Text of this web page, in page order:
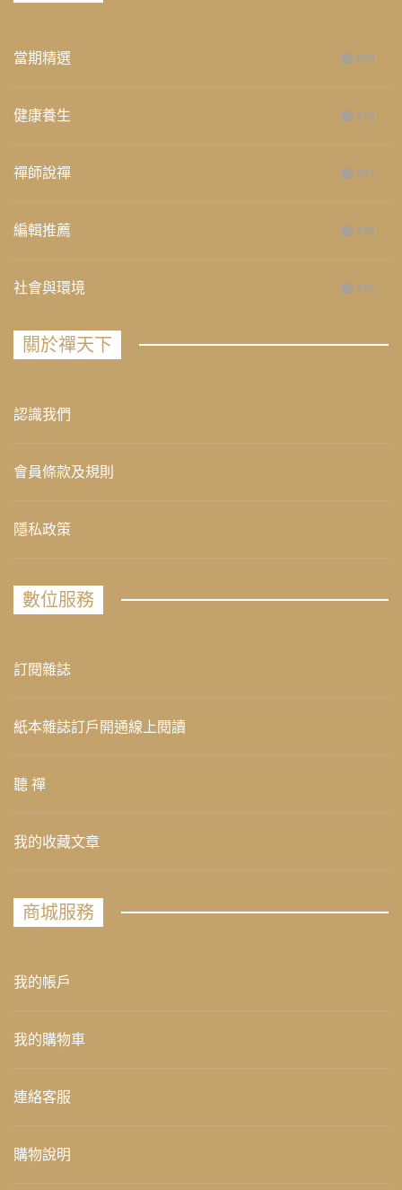
當期精選 658
健康養生 276
禪師說禪 267
編輯推薦 236
社會與環境 235
關於禪天下
認識我們
會員條款及規則
隱私政策
數位服務
訂閱雜誌
紙本雜誌訂戶開通線上閱讀
聽 禪
我的收藏文章
商城服務
我的帳戶
我的購物車
連絡客服
購物說明